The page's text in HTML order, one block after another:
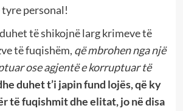
personal!
të shikojnë larg krimeve të
të fuqishëm, që mbrohen nga një
ose agjentë e korruptuar të
duhet t’i japin fund lojës, që ky
të fuqishmit dhe elitat, jo në disa